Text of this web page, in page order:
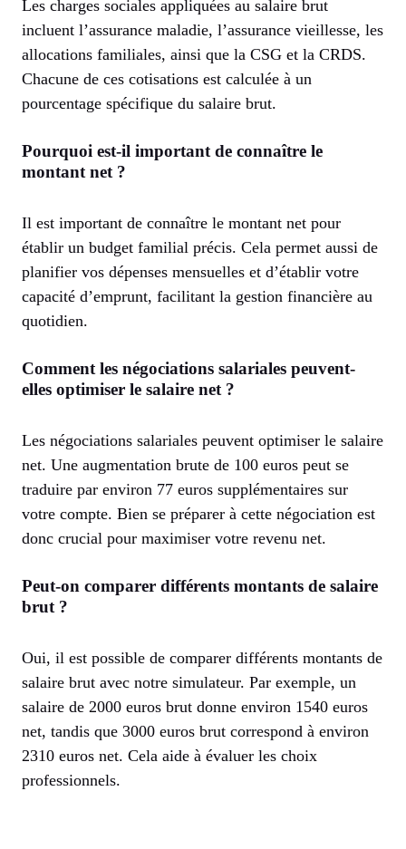
Les charges sociales appliquées au salaire brut
incluent l’assurance maladie, l’assurance vieillesse, les
allocations familiales, ainsi que la CSG et la CRDS.
Chacune de ces cotisations est calculée à un
pourcentage spécifique du salaire brut.
Pourquoi est-il important de connaître le
montant net ?
Il est important de connaître le montant net pour
établir un budget familial précis. Cela permet aussi de
planifier vos dépenses mensuelles et d’établir votre
capacité d’emprunt, facilitant la gestion financière au
quotidien.
Comment les négociations salariales peuvent-
elles optimiser le salaire net ?
Les négociations salariales peuvent optimiser le salaire
net. Une augmentation brute de 100 euros peut se
traduire par environ 77 euros supplémentaires sur
votre compte. Bien se préparer à cette négociation est
donc crucial pour maximiser votre revenu net.
Peut-on comparer différents montants de salaire
brut ?
Oui, il est possible de comparer différents montants de
salaire brut avec notre simulateur. Par exemple, un
salaire de 2000 euros brut donne environ 1540 euros
net, tandis que 3000 euros brut correspond à environ
2310 euros net. Cela aide à évaluer les choix
professionnels.